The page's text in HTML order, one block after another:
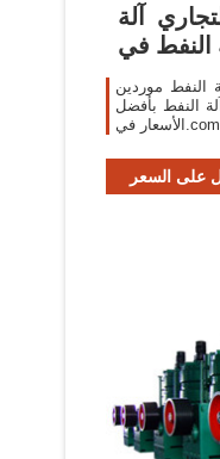
آلة
النفط موردين
النفط بأفضل
الأسعار في.com
على السعر